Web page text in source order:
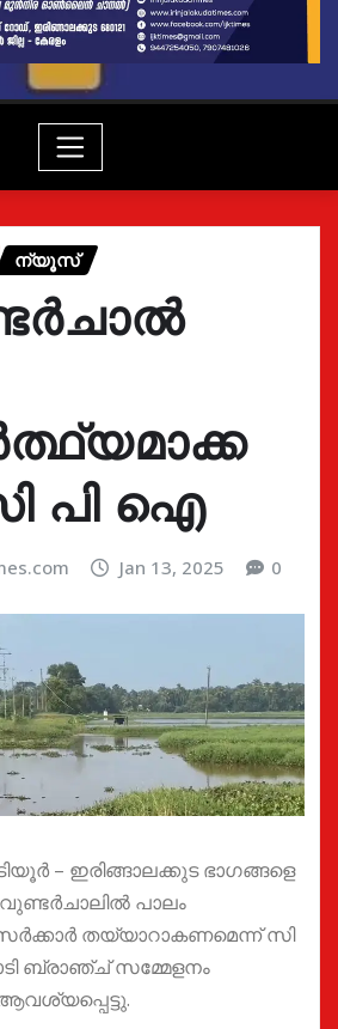
ന്യൂസ്
പി ഐ
Jan 13, 2025 0
– ഇരിങ്ങാലക്കുട ഭാഗങ്ങളെ
പാലം
സർക്കാർ തയ്യാറാകണമെന്ന് സി
ബ്രാഞ്ച് സമ്മേളനം